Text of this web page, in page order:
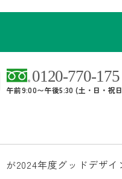
午前9:00〜午後5:30 (土・日・祝
が2024年度グッドデザ